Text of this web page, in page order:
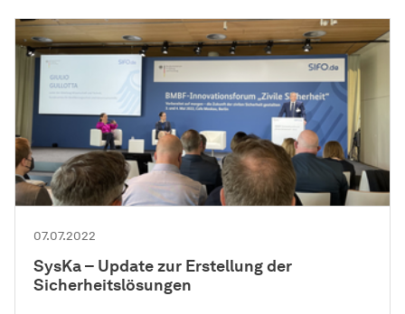
07.07.2022
SysKa – Update zur Erstellung der
Sicherheitslösungen